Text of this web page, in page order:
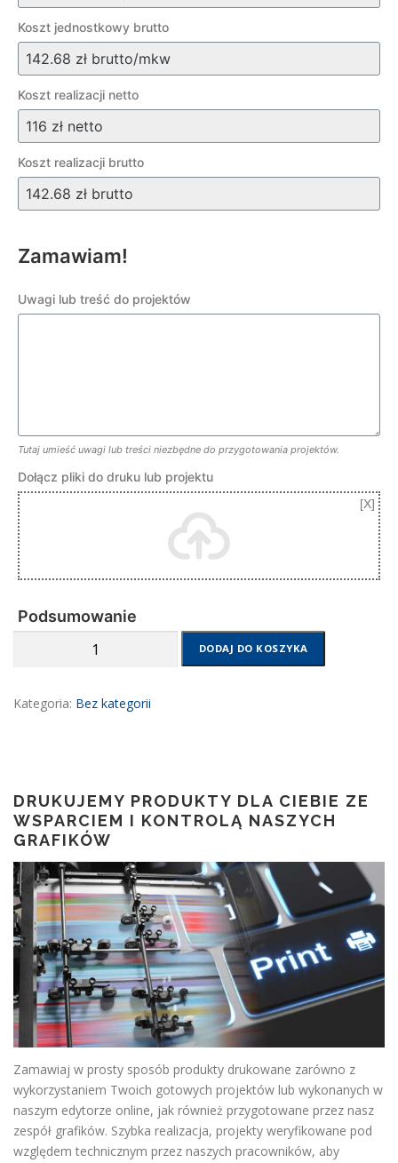
Koszt jednostkowy brutto
Koszt realizacji netto
Koszt realizacji brutto
Zamawiam!
Uwagi lub treść do projektów
Tutaj umieść uwagi lub treści niezbędne do przygotowania projektów.
Dołącz pliki do druku lub projektu
Podsumowanie
druk
DODAJ DO KOSZYKA
Kategoria: Bez kategorii
DRUKUJEMY PRODUKTY DLA CIEBIE ZE
WSPARCIEM I KONTROLĄ NASZYCH
GRAFIKÓW
Zamawiaj w prosty sposób produkty drukowane zarówno z
wykorzystaniem Twoich gotowych projektów lub wykonanych w
naszym edytorze online, jak również przygotowane przez nasz
zespół grafików. Szybka realizacja, projekty weryfikowane pod
względem technicznym przez naszych pracowników, aby